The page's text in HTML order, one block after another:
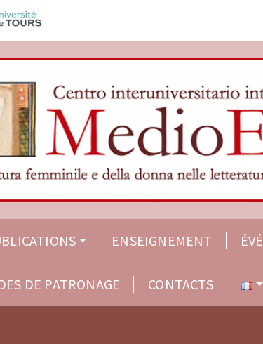
ENSEIGNEMENT
DE PATRONAGE CONTACTS